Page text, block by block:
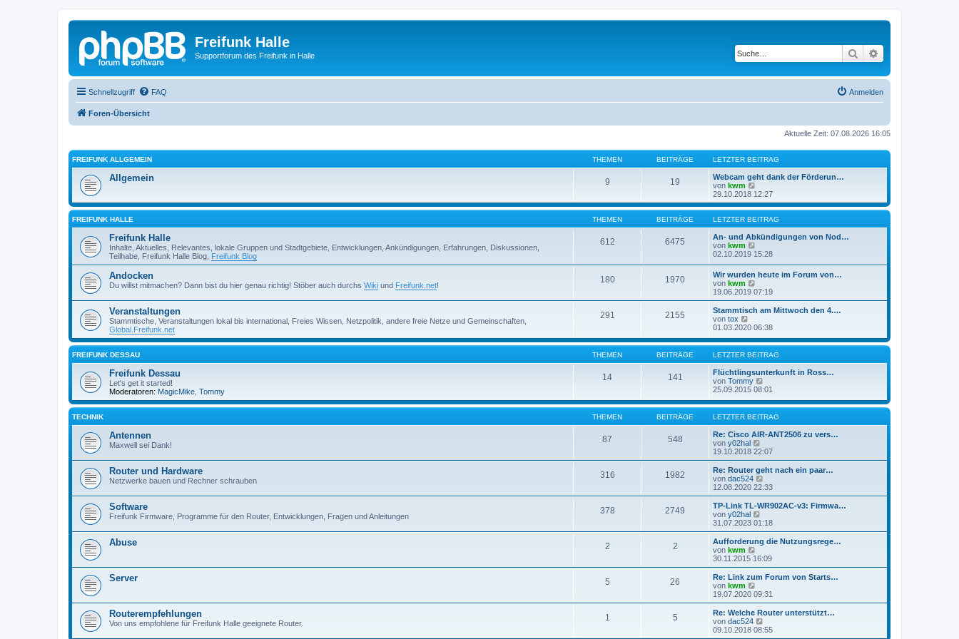
Freifunk Halle
Supportforum des Freifunk in Halle Suche
Schnellzugriff FAQ Anmelden
Foren-Übersicht
Aktuelle Zeit: 07.08.2026 16:05
FREIFUNK ALLGEMEIN THEMEN BEITRÄGE LETZTER BEITRAG
Allgemein 9 19
Webcam geht dank der Förderun…
von kwm
e
u
e
s
t
e
B
t
r
a
g
29.10.2018 12:27
FREIFUNK HALLE THEMEN BEITRÄGE LETZTER BEITRAG
Freifunk Halle
Inhalte, Aktuelles, Relevantes, lokale Gruppen und Stadtgebiete, Entwicklungen, Ankündigungen, Erfahrungen, Diskussionen,
Teilhabe, Freifunk Halle Blog, Freifunk Blog
612 6475
An- und Abkündigungen von Nod…
von kwm
e
e
s
t
e
r
B
i
t
r
a
g
02.10.2019 15:28
Andocken
Du willst mitmachen? Dann bist du hier genau richtig! Stöber auch durchs Wiki und Freifunk.net!
180 1970
Wir wurden heute im Forum von…
von kwm
e
u
e
t
r
B
e
t
r
a
g
19.06.2019 07:19
Veranstaltungen
Stammtische, Veranstaltungen lokal bis international, Freies Wissen, Netzpolitik, andere freie Netze und Gemeinschaften,
Global.Freifunk.net
291 2155
Stammtisch am Mittwoch den 4.…
von tox
e
e
s
e
r
B
e
i
r
g
01.03.2020 06:38
FREIFUNK DESSAU THEMEN BEITRÄGE LETZTER BEITRAG
Freifunk Dessau
Let's get it started!
Moderatoren: MagicMike Tommy
14 141
Flüchtlingsunterkunft in Ross…
von Tommy
e
e
s
e
r
B
e
i
t
r
a
g
25.09.2015 08:01
TECHNIK THEMEN BEITRÄGE LETZTER BEITRAG
Antennen
Maxwell sei Dank!
87 548
Re: Cisco AIR-ANT2506 zu vers…
von y02hal
e
u
e
s
t
r
B
e
i
r
g
19.10.2018 22:07
Router und Hardware
Netzwerke bauen und Rechner schrauben
316 1982
Re: Router geht nach ein paar…
von dac524
e
u
e
t
B
e
i
r
g
12.08.2020 22:33
Software
Freifunk Firmware, Programme für den Router, Entwicklungen, Fragen und Anleitungen
378 2749
TP-Link TL-WR902AC-v3: Firmwa…
von y02hal
e
u
e
s
t
B
e
i
r
a
g
31.07.2023 01:18
Abuse 2 2
Aufforderung die Nutzungsrege…
von kwm
e
u
e
t
r
B
e
i
30.11.2015 16:09
Server 5 26
Re: Link zum Forum von Starts…
von kwm
e
u
e
s
t
19.07.2020 09:31
Routerempfehlungen
Von uns empfohlene für Freifunk Halle geeignete Router.
1 5
Re: Welche Router unterstützt…
von dac524
e
09.10.2018 08:55